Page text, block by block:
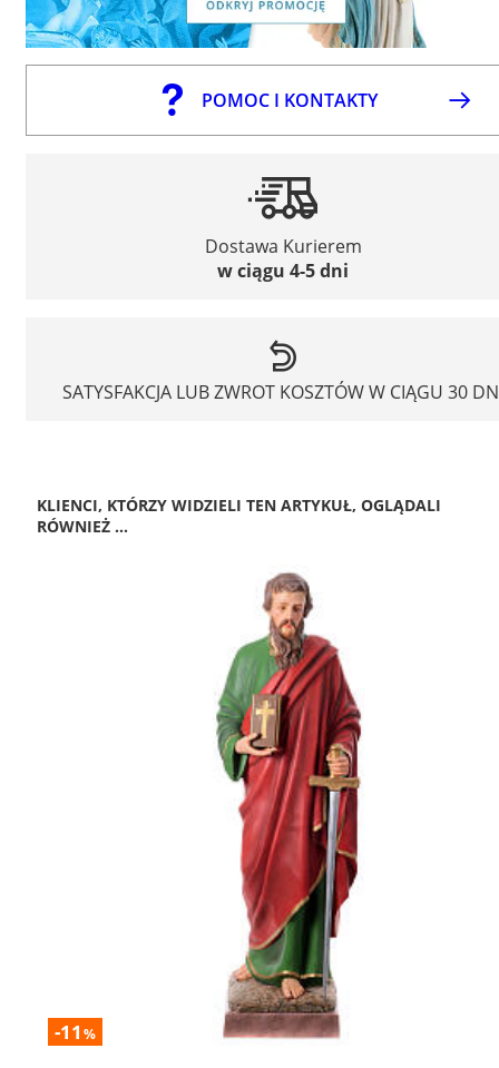
POMOC I KONTAKTY
Dostawa Kurierem
w ciągu 4-5 dni
SATYSFAKCJA LUB ZWROT KOSZTÓW W CIĄGU 30
KLIENCI, KTÓRZY WIDZIELI TEN ARTYKUŁ, OGLĄDALI
RÓWNIEŻ ...
-11 %